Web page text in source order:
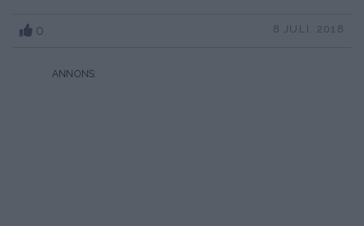
0 8 JULI, 2018